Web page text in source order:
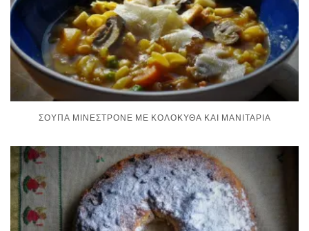
ΣΟΎΠΑ ΜΙΝΕΣΤΡΌΝΕ ΜΕ ΚΟΛΟΚΎΘΑ ΚΑΙ ΜΑΝΙΤΆΡΙΑ